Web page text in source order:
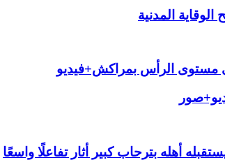
المدنية
مستوى الرأس بمراكش+فيديو
أهله بترحاب كبير أثار تفاعلًا واسعًا